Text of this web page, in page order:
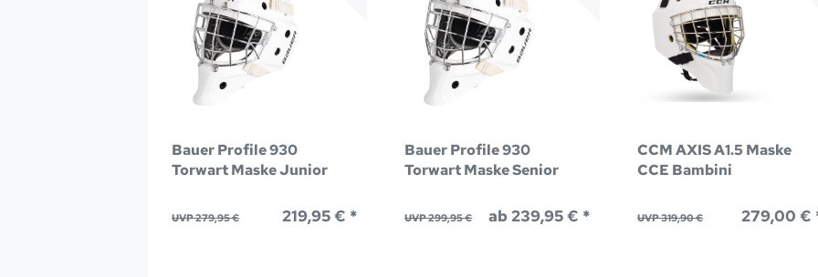
Bauer Profile 930
Torwart Maske Junior
UVP 279,95 € 219,95 € *
Bauer Profile 930
Torwart Maske Senior
UVP 299,95 € ab 239,95 € *
CCM AXIS A1.5 Maske
CCE Bambini
UVP 319,90 € 279,00 €